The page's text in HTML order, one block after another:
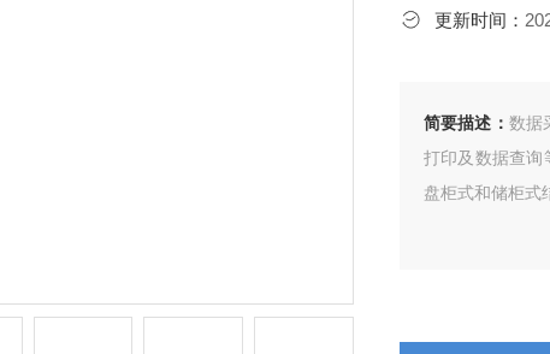
更新时间：
简要描述： 数据
打印及数据查询
盘柜式和储柜式